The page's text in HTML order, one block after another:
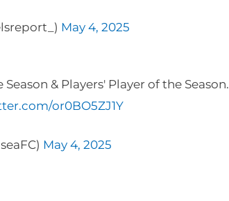
May 4, 2025
& Players' Player of the Season.
or0BO5ZJ1Y
May 4, 2025